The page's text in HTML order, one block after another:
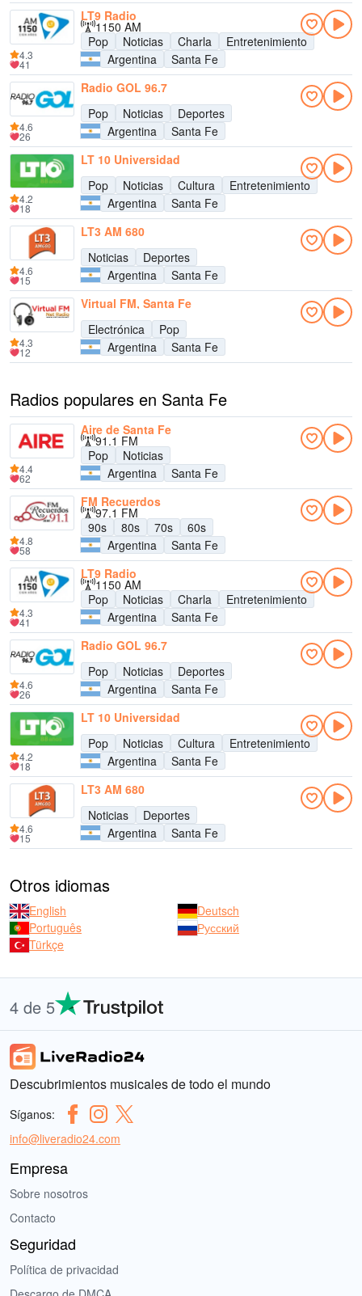
LT9 Radio
1150 AM
Pop
Noticias Charla
Entretenimiento
Argentina
Santa Fe
4.3
41
Radio GOL 96.7
Pop
Noticias
Deportes
Argentina
Santa Fe
4.6
26
LT 10 Universidad
Pop
Noticias Cultura
Entretenimiento
Argentina
Santa Fe
4.2
18
LT3 AM 680
Noticias
Deportes
Argentina
Santa Fe
4.6
15
Virtual FM, Santa Fe
Electrónica
Pop
Argentina
Santa Fe
4.3
12
Radios populares en Santa Fe
Aire de Santa Fe
91.1 FM
Pop
Noticias
Argentina
Santa Fe
4.4
62
FM Recuerdos
97.1 FM
90s
80s 70s
60s
Argentina
Santa Fe
4.8
58
LT9 Radio
1150 AM
Pop
Noticias Charla
Entretenimiento
Argentina
Santa Fe
4.3
41
Radio GOL 96.7
Pop
Noticias
Deportes
Argentina
Santa Fe
4.6
26
LT 10 Universidad
Pop
Noticias Cultura
Entretenimiento
Argentina
Santa Fe
4.2
18
LT3 AM 680
Noticias
Deportes
Argentina
Santa Fe
4.6
15
Otros idiomas
English
Deutsch
Português
Русский
Türkçe
4 de 5
Descubrimientos musicales de todo el mundo
Síganos:
info@liveradio24.com
Empresa
Sobre nosotros
Contacto
Seguridad
Política de privacidad